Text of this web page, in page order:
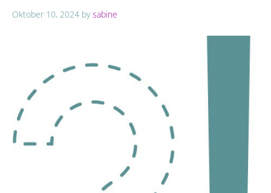
Oktober 10, 2024 bysabine